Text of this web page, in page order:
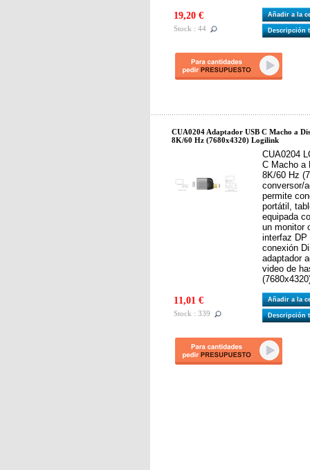
19,20 €
Stock : 44
Añadir a la
Descripción
CUA0204 Adaptador USB C Macho a
8K/60 Hz (7680x4320) Logilink
CUA0204
C Macho a
8K/60 Hz
conversor/
permite
portátil,
equipada
un monitor
interfaz DP
conexión
adaptador
video de
11,01 €
Stock : 339
Añadir a la
Descripción